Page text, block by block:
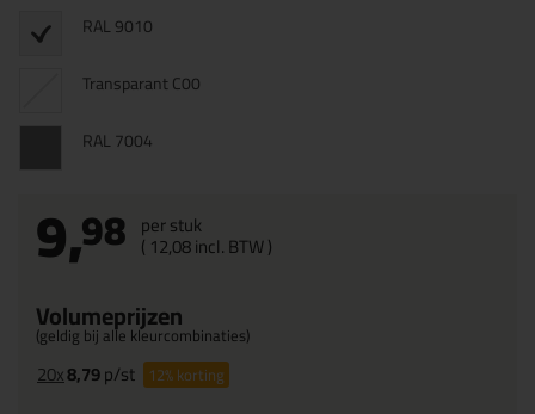
RAL 9010
Transparant C00
RAL 7004
9,98 per stuk
( 12,08incl. BTW )
Volumeprijzen
(geldig bij alle kleurcombinaties)
20x8,79p/st 12%korting